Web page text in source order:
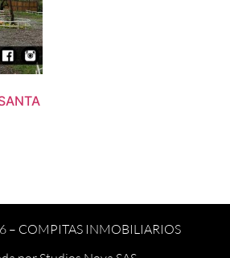
– COMPITAS INMOBILIARIOS